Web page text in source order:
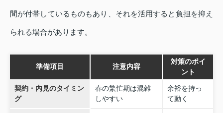
間が付帯しているものもあり、それを活用すると負担を抑え
られる場合があります。
準備項目 注意内容
対策のポイ
ント
契約・内見のタイミン
グ
春の繁忙期は混雑
しやすい
余裕を持っ
て動く